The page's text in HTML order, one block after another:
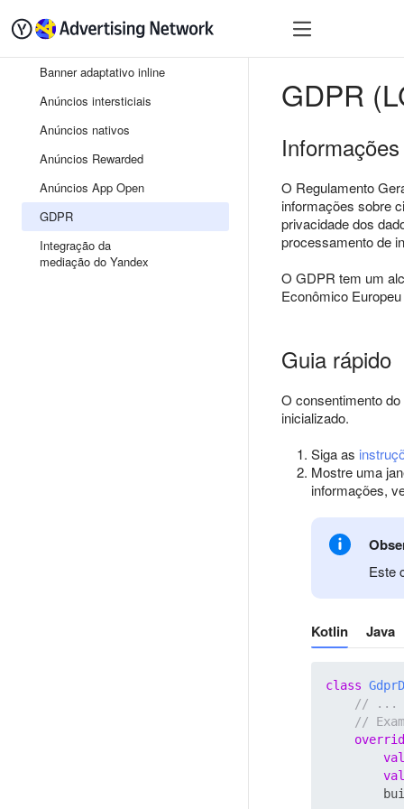
Banner adaptativo inline
Anúncios intersticiais
Anúncios nativos
Anúncios Rewarded
Anúncios App Open
GDPR
Integração da
mediação do Yandex
GDPR
O Regulamento
informações sobre
privacidade dos
processamento de
O GDPR tem um
Econômico
Guia rápido
O consentimento
inicializado.
Siga as
Mostre uma
informações,
Este
Kotlin Java
class
// ...
//
val
val